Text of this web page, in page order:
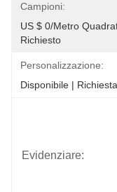
Campioni:
US $ 0/metro
Richiesto
Personalizzazione:
Disponibile |
Evidenziare: